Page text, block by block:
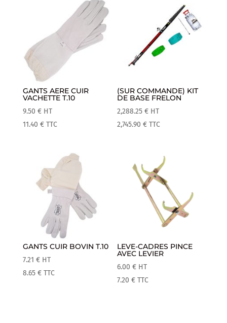
GANTS AERE CUIR
VACHETTE T.10
9.50 € HT
11.40 € TTC
(SUR COMMANDE) KIT
DE BASE FRELON
2,288.25€ HT
2,745.90€ TTC
GANTS CUIR BOVIN T.10
7.21 € HT
8.65 € TTC
LEVE-CADRES PINCE
AVEC LEVIER
6.00€ HT
7.20€ TTC